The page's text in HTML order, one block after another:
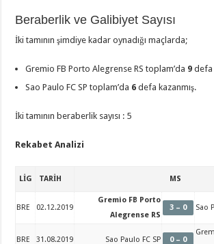
Beraberlik ve Galibiyet Sayısı
İki tamının şimdiye kadar oynadığı maçlarda;
Gremio FB Porto Alegrense RS toplam’da 9 defa
Sao Paulo FC SP toplam’da 6 defa kazanmış.
İki tamının beraberlik sayısı : 5
Rekabet Analizi
LİG TARİH MS
BRE 02.12.2019
Gremio FB Porto
Alegrense RS
3 – 0 Sao
BRE 31.08.2019 Sao Paulo FC SP 0 – 0